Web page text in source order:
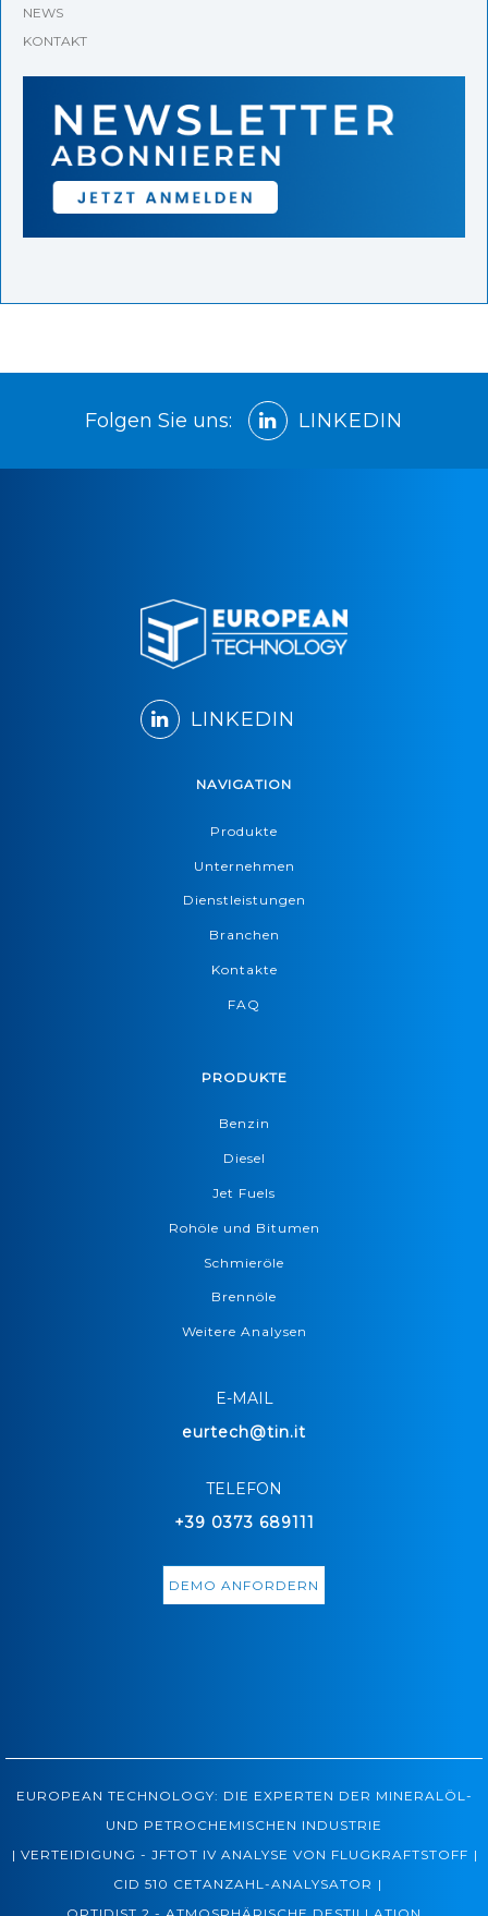
NEWS
KONTAKT
Folgen Sie uns: LINKEDIN
LINKEDIN
NAVIGATION
Produkte
Unternehmen
Dienstleistungen
Branchen
Kontakte
FAQ
PRODUKTE
Benzin
Diesel
Jet Fuels
Rohöle und Bitumen
Schmieröle
Brennöle
Weitere Analysen
E-MAIL
eurtech@tin.it
TELEFON
+39 0373 689111
DEMO ANFORDERN
EUROPEAN TECHNOLOGY: DIE EXPERTEN DER MINERALÖL-
UND PETROCHEMISCHEN INDUSTRIE
| VERTEIDIGUNG - JFTOT IV ANALYSE VON FLUGKRAFTSTOFF |
CID 510 CETANZAHL-ANALYSATOR |